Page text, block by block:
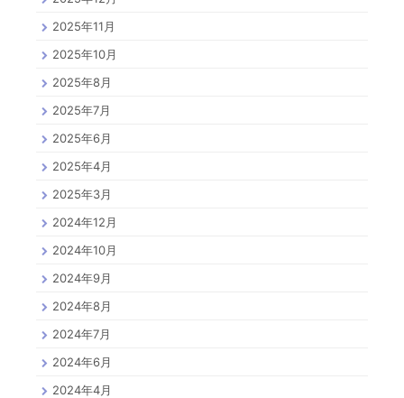
2025年11月
2025年10月
2025年8月
2025年7月
2025年6月
2025年4月
2025年3月
2024年12月
2024年10月
2024年9月
2024年8月
2024年7月
2024年6月
2024年4月